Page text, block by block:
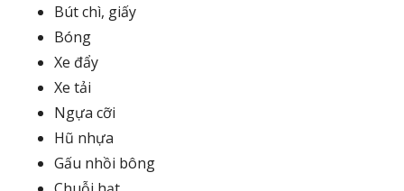
Bút chì, giấy
Bóng
Xe đẩy
Xe tải
Ngựa cỡi
Hũ nhựa
Gấu nhồi bông